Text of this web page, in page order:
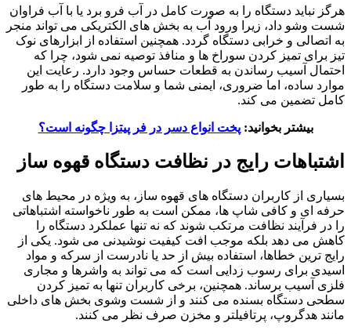
هرگز نباید دستگاه را به صورت کامل در آب فرو برد یا با آب فراوان
شست وشو داد، زیرا ورود آب به بخش های الکتریکی می تواند منجر
به اتصالی و خرابی دستگاه گردد. همچنین استفاده از ابزارهای نوک
تیز برای تمیز کردن سوراخ ها و منافذ توصیه نمی شود، چرا که
احتمال آسیب رساندن به قطعات حساس وجود دارد. رعایت این
موارد ساده، اما ضروری، ایمنی شما و سلامت دستگاه را به طور
کامل تضمین می کند.
بیشتر بخوانید:پخت انواع دسر در فر پیتزا چگونه است؟
اشتباهات رایج در نظافت دستگاه قهوه ساز
بسیاری از کاربران دستگاه های قهوه ساز، به ویژه در محیط های
حرفه ای و کافی شاپ ها، ممکن است به طور ناخواسته اشتباهاتی
را در فرآیند نظافت مرتکب شوند که نه تنها عملکرد دستگاه را
کاهش می دهد بلکه موجب افت کیفیت نوشیدنی می شود. یکی از
رایج ترین خطاها، استفاده بیش از حد یا نادرست از سرکه و مواد
اسیدی برای رسوب زدایی است که می تواند به واشرها و مجاری
فلزی آسیب برساند. همچنین، برخی کاربران تنها به تمیز کردن
سطحی دستگاه بسنده می کنند و از شست وشوی بخش های داخلی
مانند هدگروپ، پرتافیلتر و مخزن صرف نظر می کنند.